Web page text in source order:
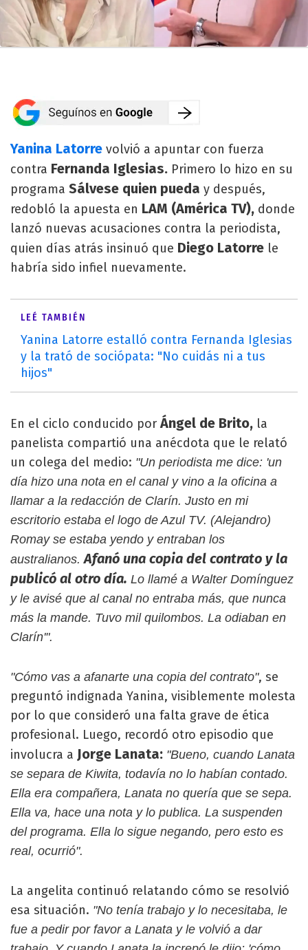
Yanina Latorre volvió a apuntar con fuerza
contra Fernanda Iglesias. Primero lo hizo en su
programa Sálvese quien pueda y después,
redobló la apuesta en LAM (América TV), donde
lanzó nuevas acusaciones contra la periodista,
quien días atrás insinuó que Diego Latorre le
habría sido infiel nuevamente.
LEÉ TAMBIÉN
Yanina Latorre estalló contra Fernanda Iglesias
y la trató de sociópata: "No cuidás ni a tus
hijos"
En el ciclo conducido porÁngel de Brito, la
panelista compartió una anécdota que le relató
un colega del medio: "Un periodista me dice: 'un
día hizo una nota en el canal y vino a la oficina a
llamar a la redacción de Clarín. Justo en mi
escritorio estaba el logo de Azul TV. (Alejandro)
Romay se estaba yendo y entraban los
australianos.Afanó una copia del contrato y la
publicó al otro día. Lo llamé a Walter Domínguez
y le avisé que al canal no entraba más, que nunca
más la mande. Tuvo mil quilombos. La odiaban en
Clarín'".
"Cómo vas a afanarte una copia del contrato", se
preguntó indignada Yanina, visiblemente molesta
por lo que consideró una falta grave de ética
profesional. Luego, recordó otro episodio que
involucra a Jorge Lanata: "Bueno, cuando Lanata
se separa de Kiwita, todavía no lo habían contado.
Ella era compañera, Lanata no quería que se sepa.
Ella va, hace una nota y lo publica. La suspenden
del programa. Ella lo sigue negando, pero esto es
real, ocurrió".
La angelita continuó relatando cómo se resolvió
esa situación. "No tenía trabajo y lo necesitaba, le
fue a pedir por favor a Lanata y le volvió a dar